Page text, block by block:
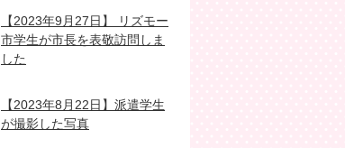
【2023年9月27日】 リズモー
市学生が市長を表敬訪問しま
した
【2023年8月22日】派遣学生
が撮影した写真